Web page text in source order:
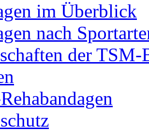
im Überblick
nach
der TSM-